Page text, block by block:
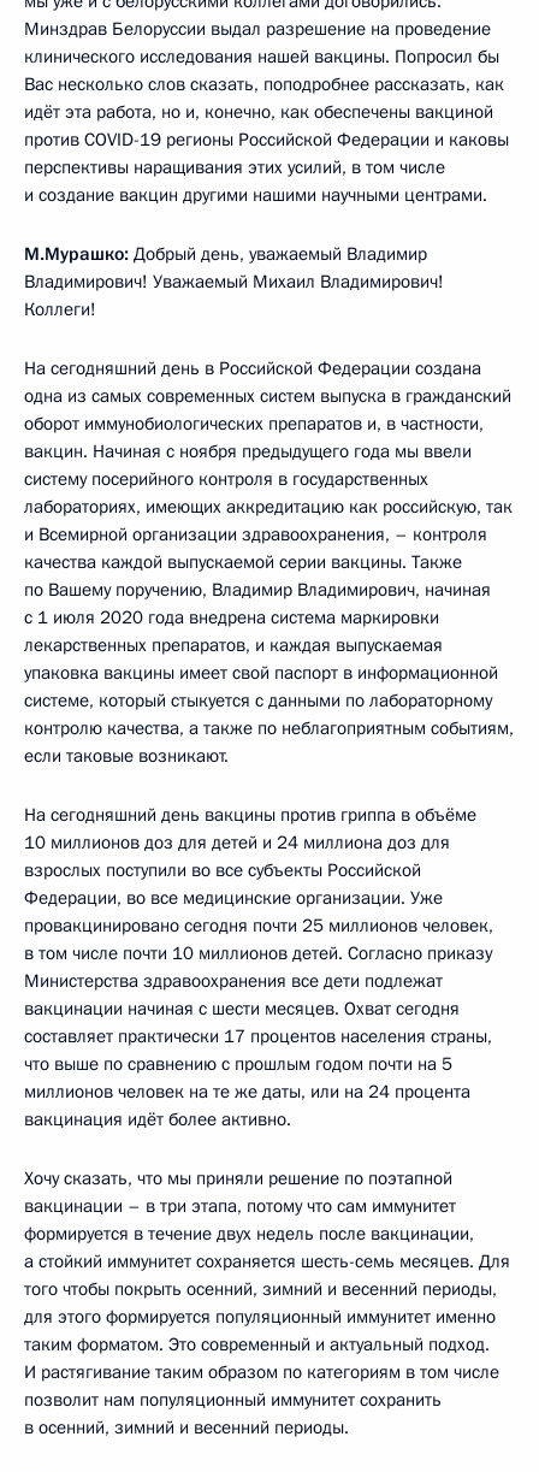
Минздрав Белоруссии выдал разрешение на проведение
клинического исследования нашей вакцины. Попросил бы
Вас несколько слов сказать, поподробнее рассказать, как
идёт эта работа, но и, конечно, как обеспечены вакциной
против COVID-19 регионы Российской Федерации и каковы
перспективы наращивания этих усилий, в том числе
и создание вакцин другими нашими научными центрами.
М.Мурашко: Добрый день, уважаемый Владимир
Владимирович! Уважаемый Михаил Владимирович!
Коллеги!
На сегодняшний день в Российской Федерации создана
одна из самых современных систем выпуска в гражданский
оборот иммунобиологических препаратов и, в частности,
вакцин. Начиная с ноября предыдущего года мы ввели
систему посерийного контроля в государственных
лабораториях, имеющих аккредитацию как российскую, так
и Всемирной организации здравоохранения, – контроля
качества каждой выпускаемой серии вакцины. Также
по Вашему поручению, Владимир Владимирович, начиная
с 1 июля 2020 года внедрена система маркировки
лекарственных препаратов, и каждая выпускаемая
упаковка вакцины имеет свой паспорт в информационной
системе, который стыкуется с данными по лабораторному
контролю качества, а также по неблагоприятным событиям,
если таковые возникают.
На сегодняшний день вакцины против гриппа в объёме
10 миллионов доз для детей и 24 миллиона доз для
взрослых поступили во все субъекты Российской
Федерации, во все медицинские организации. Уже
провакцинировано сегодня почти 25 миллионов человек,
в том числе почти 10 миллионов детей. Согласно приказу
Министерства здравоохранения все дети подлежат
вакцинации начиная с шести месяцев. Охват сегодня
составляет практически 17 процентов населения страны,
что выше по сравнению с прошлым годом почти на 5
миллионов человек на те же даты, или на 24 процента
вакцинация идёт более активно.
Хочу сказать, что мы приняли решение по поэтапной
вакцинации – в три этапа, потому что сам иммунитет
формируется в течение двух недель после вакцинации,
а стойкий иммунитет сохраняется шесть-семь месяцев. Для
того чтобы покрыть осенний, зимний и весенний периоды,
для этого формируется популяционный иммунитет именно
таким форматом. Это современный и актуальный подход.
И растягивание таким образом по категориям в том числе
позволит нам популяционный иммунитет сохранить
в осенний, зимний и весенний периоды.